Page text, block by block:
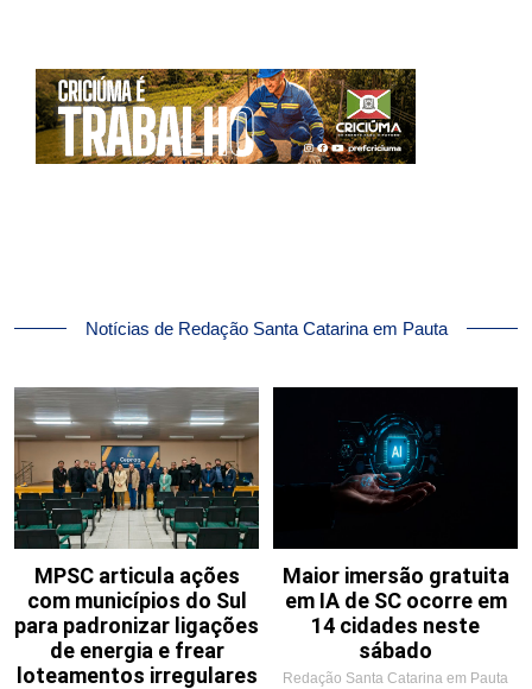
Notícias de Redação Santa Catarina em Pauta
MPSC articula ações
com municípios do Sul
para padronizar ligações
de energia e frear
loteamentos irregulares
Maior imersão gratuita
em IA de SC ocorre em
14 cidades neste
sábado
Redação Santa Catarina em Pauta